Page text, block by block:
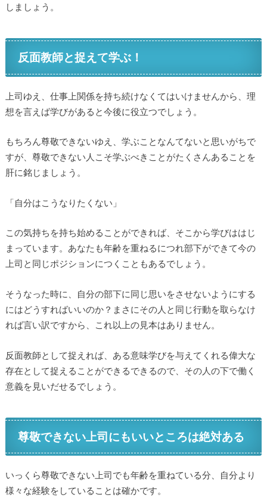
しましょう。
反面教師と捉えて学ぶ！
上司ゆえ、仕事上関係を持ち続けなくてはいけませんから、理
想を言えば学びがあると今後に役立つでしょう。
もちろん尊敬できないゆえ、学ぶことなんてないと思いがちで
すが、尊敬できない人こそ学ぶべきことがたくさんあることを
肝に銘じましょう。
「自分はこうなりたくない」
この気持ちを持ち始めることができれば、そこから学びははじ
まっています。あなたも年齢を重ねるにつれ部下ができて今の
上司と同じポジションにつくこともあるでしょう。
そうなった時に、自分の部下に同じ思いをさせないようにする
にはどうすればいいのか？まさにその人と同じ行動を取らなけ
れば言い訳ですから、これ以上の見本はありません。
反面教師として捉えれば、ある意味学びを与えてくれる偉大な
存在として捉えることができるできるので、その人の下で働く
意義を見いだせるでしょう。
尊敬できない上司にもいいところは絶対ある
いっくら尊敬できない上司でも年齢を重ねている分、自分より
様々な経験をしていることは確かです。